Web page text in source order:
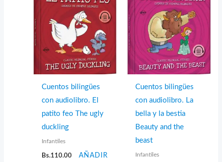
Cuentos bilingües
con audiolibro. El
patito feo The ugly
duckling
Infantiles
Bs.110.00
AÑADIR
Cuentos bilingües
con audiolibro. La
bella y la bestia
Beauty and the
beast
Infantiles